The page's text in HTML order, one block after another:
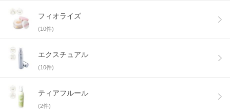
フィオライズ
(10件)
エクスチュアル
(10件)
ティアフルール
(2件)